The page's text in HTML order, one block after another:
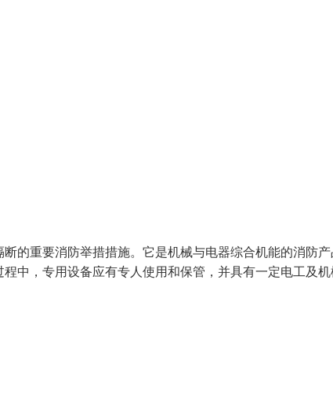
的重要消防举措措施。它是机械与电器综合机能的消防
中，专用设备应有专人使用和保管，并具有一定电工及